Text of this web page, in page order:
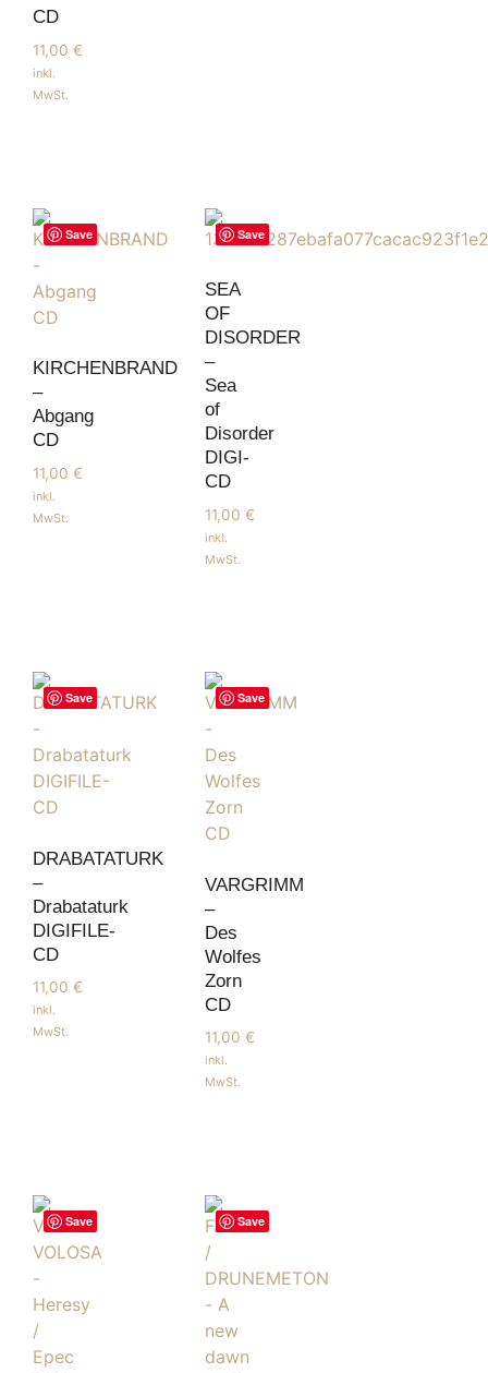
CD
11,00 €
inkl.
MwSt.
Save
KIRCHENBRAND
–
Abgang
CD
11,00 €
inkl.
MwSt.
Save
SEA
OF
DISORDER
–
Sea
of
Disorder
DIGI-
CD
11,00€
inkl.
MwSt.
Save
DRABATATURK
–
Drabataturk
DIGIFILE-
CD
11,00 €
inkl.
MwSt.
Save
VARGRIMM
–
Des
Wolfes
Zorn
CD
11,00€
inkl.
MwSt.
Save Save